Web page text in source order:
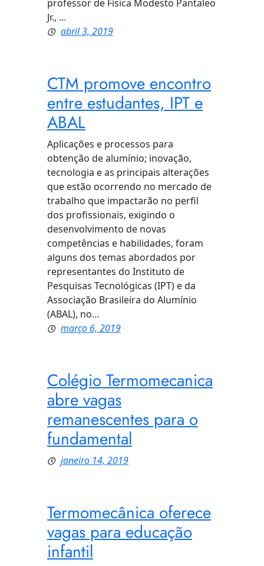
professor de Física Modesto Pantaleo
Jr., …
abril 3, 2019
CTM promove encontro
entre estudantes, IPT e
ABAL
Aplicações e processos para
obtenção de alumínio; inovação,
tecnologia e as principais alterações
que estão ocorrendo no mercado de
trabalho que impactarão no perfil
dos profissionais, exigindo o
desenvolvimento de novas
competências e habilidades, foram
alguns dos temas abordados por
representantes do Instituto de
Pesquisas Tecnológicas (IPT) e da
Associação Brasileira do Alumínio
(ABAL), no…
março 6, 2019
Colégio Termomecanica
abre vagas
remanescentes para o
fundamental
janeiro 14, 2019
Termomecânica oferece
vagas para educação
infantil